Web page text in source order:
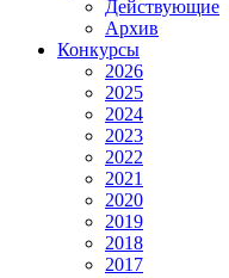
Действующие
Архив
Конкурсы
2026
2025
2024
2023
2022
2021
2020
2019
2018
2017